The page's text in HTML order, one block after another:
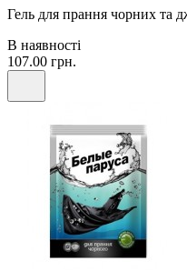
Гель для прання чорних та
В наявності
107.00 грн.